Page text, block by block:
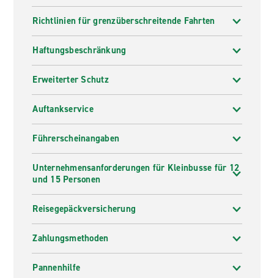
Richtlinien für grenzüberschreitende Fahrten
Haftungsbeschränkung
Erweiterter Schutz
Auftankservice
Führerscheinangaben
Unternehmensanforderungen für Kleinbusse für 12
und 15 Personen
Reisegepäckversicherung
Zahlungsmethoden
Pannenhilfe